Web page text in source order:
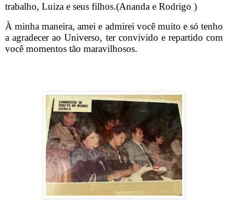
trabalho, Luiza e seus filhos.(Ananda e Rodrigo )
À minha maneira, amei e admirei você muito e só tenho
a agradecer ao Universo, ter convivido e repartido com
você momentos tão maravilhosos.